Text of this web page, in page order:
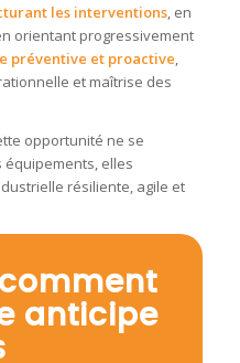
les interventions, en
orientant progressivement
préventive et proactive,
et maîtrise des
opportunité ne se
elles
résiliente, agile et
anticipe